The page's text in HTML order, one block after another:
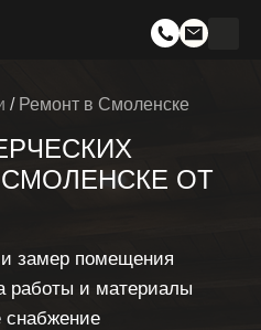
/ Ремонт в Смоленске
ОТ
замер помещения
работы и материалы
снабжение